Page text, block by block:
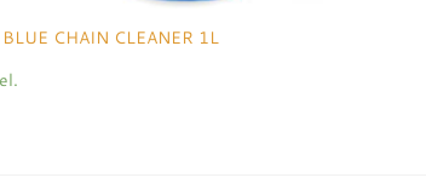
CHAIN CLEANER 1L